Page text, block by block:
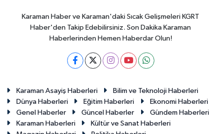
Karaman Haber ve Karaman'daki Sıcak Gelişmeleri KGRT
Haber'den Takip Edebilirsiniz. Son Dakika Karaman
Haberlerinden Hemen Haberdar Olun!
Karaman Asayiş Haberleri
Bilim ve Teknoloji Haberleri
Dünya Haberleri
Eğitim Haberleri
Ekonomi Haberleri
Genel Haberler
Güncel Haberler
Gündem Haberleri
Karaman Haberleri
Kültür ve Sanat Haberleri